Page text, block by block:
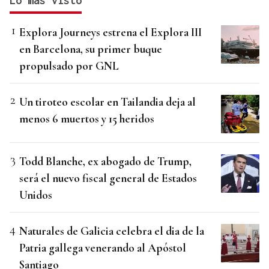
Explora Journeys estrena el Explora III
en Barcelona, su primer buque
propulsado por GNL
Un tiroteo escolar en Tailandia deja al
menos 6 muertos y 15 heridos
Todd Blanche, ex abogado de Trump,
será el nuevo fiscal general de Estados
Unidos
Naturales de Galicia celebra el dia de la
Patria gallega venerando al Apóstol
Santiago